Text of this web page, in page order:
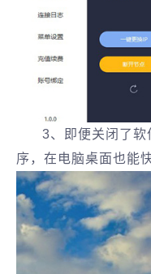
3、即便关闭了软
序，在电脑桌面也能